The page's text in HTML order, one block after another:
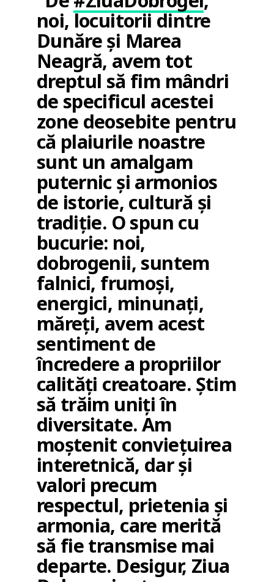
noi, locuitorii dintre
Dunăre și Marea
Neagră, avem tot
dreptul să fim mândri
de specificul acestei
zone deosebite pentru
că plaiurile noastre
sunt un amalgam
puternic şi armonios
de istorie, cultură și
tradiție. O spun cu
bucurie: noi,
dobrogenii, suntem
falnici, frumoși,
energici, minunați,
măreți, avem acest
sentiment de
încredere a propriilor
calități creatoare. Știm
să trăim uniți în
diversitate. Am
moștenit conviețuirea
interetnică, dar și
valori precum
respectul, prietenia și
armonia, care merită
să fie transmise mai
departe. Desigur, Ziua